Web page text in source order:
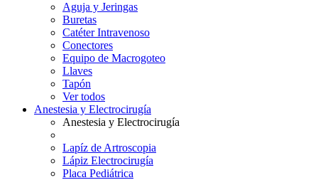
Aguja y Jeringas
Buretas
Catéter Intravenoso
Conectores
Equipo de Macrogoteo
Llaves
Tapón
Ver todos
Anestesia y Electrocirugía
Anestesia y Electrocirugía
Lapíz de Artroscopia
Lápiz Electrocirugía
Placa Pediátrica